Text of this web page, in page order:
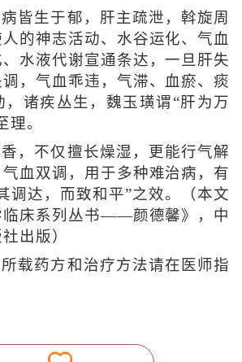
皆生于郁，肝主疏泄，斡旋周
的神志活动、水谷运化、气血
水液代谢宣通条达，一旦肝失
，气血乖违，气滞、血瘀、痰
，诸疾丛生，魏玉璜谓“肝为万
理。
，不仅擅长燥湿，更能行气解
血双调，用于多种难治病，有
调达，而致和平”之效。
（本文
临床系列丛书——颜德馨》，中
出版）
所载药方和治疗方法请在医师指